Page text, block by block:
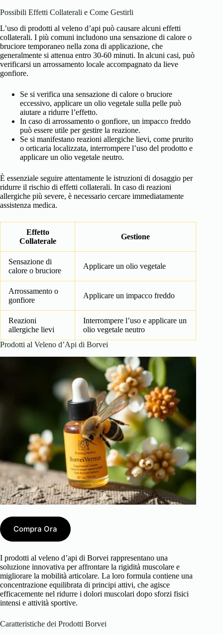
Possibili Effetti Collaterali e Come Gestirli
L’uso di prodotti al veleno d’api può causare alcuni effetti
collaterali. I più comuni includono una sensazione di calore o
bruciore temporaneo nella zona di applicazione, che
generalmente si attenua entro 30-60 minuti. In alcuni casi, può
verificarsi un arrossamento locale accompagnato da lieve
gonfiore.
Se si verifica una sensazione di calore o bruciore
eccessivo, applicare un olio vegetale sulla pelle può
aiutare a ridurre l’effetto.
In caso di arrossamento o gonfiore, un impacco freddo
può essere utile per gestire la reazione.
Se si manifestano reazioni allergiche lievi, come prurito
o orticaria localizzata, interrompere l’uso del prodotto e
applicare un olio vegetale neutro.
È essenziale seguire attentamente le istruzioni di dosaggio per
ridurre il rischio di effetti collaterali. In caso di reazioni
allergiche più severe, è necessario cercare immediatamente
assistenza medica.
Effetto
Collaterale
Gestione
Sensazione di
calore o bruciore
Applicare un olio vegetale
Arrossamento o
gonfiore
Applicare un impacco freddo
Reazioni
allergiche lievi
Interrompere l’uso e applicare un
olio vegetale neutro
Prodotti al Veleno d’Api di Borvei
Compra Ora
I prodotti al veleno d’api di Borvei rappresentano una
soluzione innovativa per affrontare la rigidità muscolare e
migliorare la mobilità articolare. La loro formula contiene una
concentrazione equilibrata di principi attivi, che agisce
efficacemente nel ridurre i dolori muscolari dopo sforzi fisici
intensi e attività sportive.
Caratteristiche dei Prodotti Borvei